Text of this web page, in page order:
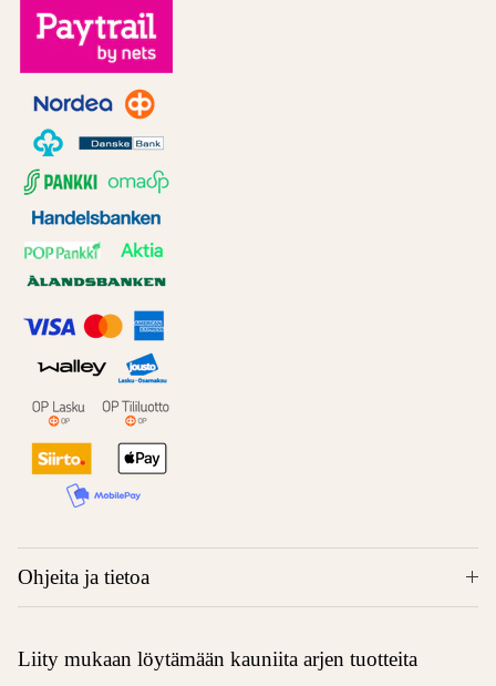
Ohjeita ja tietoa
Liity mukaan löytämään kauniita arjen tuotteita